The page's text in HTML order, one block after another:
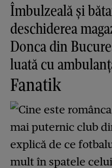
Îmbulzeală și
deschiderea
Donca din
luată cu
Fanatik